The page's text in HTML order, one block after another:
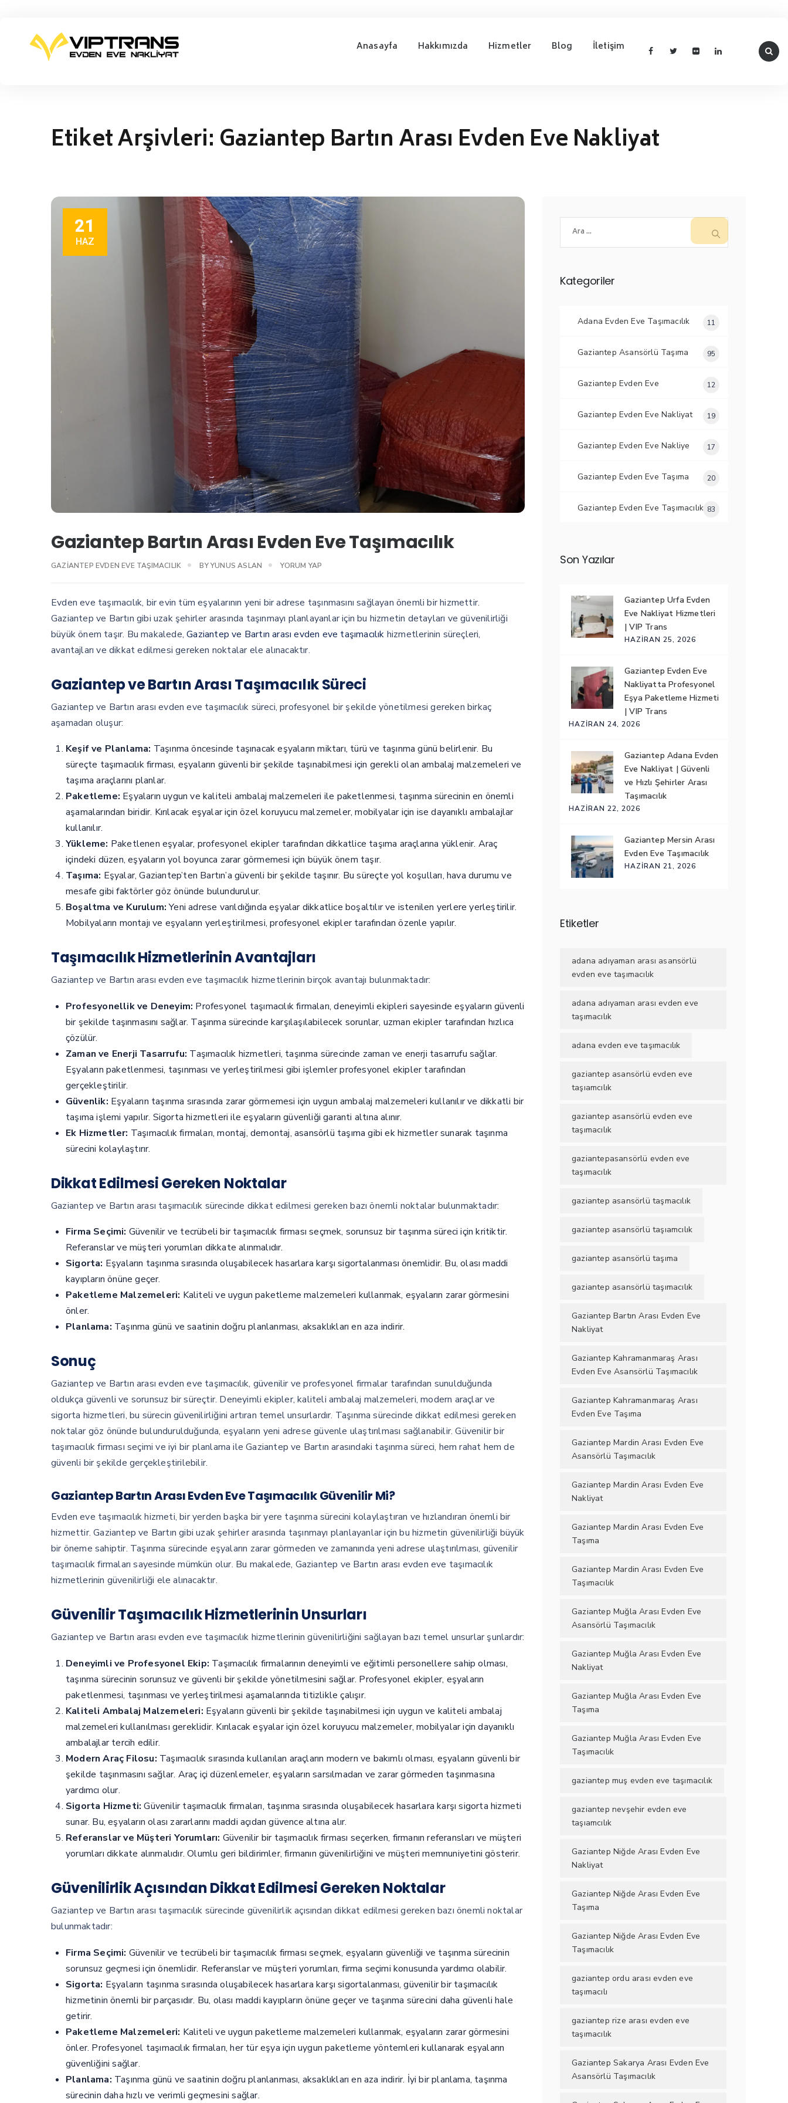
Anasayfa Hakkımızda Hizmetler Blog İletişim
Etiket Arşivleri: Gaziantep Bartın Arası Evden Eve Nakliyat
21
HAZ
Gaziantep Bartın Arası Evden Eve Taşımacılık
GAZIANTEP EVDEN EVE TAŞIMACILIK BYYUNUS ASLAN YORUM YAP
Evden eve taşımacılık, bir evin tüm eşyalarının yeni bir adrese taşınmasını sağlayan önemli bir hizmettir.
Gaziantep ve Bartın gibi uzak şehirler arasında taşınmayı planlayanlar için bu hizmetin detayları ve güvenilirliği
büyük önem taşır. Bu makalede,Gaziantep ve Bartın arası evden eve taşımacılık hizmetlerinin süreçleri,
avantajları ve dikkat edilmesi gereken noktalar ele alınacaktır.
Gaziantep ve Bartın Arası Taşımacılık Süreci
Gaziantep ve Bartın arası evden eve taşımacılık süreci, profesyonel bir şekilde yönetilmesi gereken birkaç
aşamadan oluşur:
Keşif ve Planlama: Taşınma öncesinde taşınacak eşyaların miktarı, türü ve taşınma günü belirlenir. Bu
süreçte taşımacılık firması, eşyaların güvenli bir şekilde taşınabilmesi için gerekli olan ambalaj malzemeleri ve
taşıma araçlarını planlar.
Paketleme: Eşyaların uygun ve kaliteli ambalaj malzemeleri ile paketlenmesi, taşınma sürecinin en önemli
aşamalarından biridir. Kırılacak eşyalar için özel koruyucu malzemeler, mobilyalar için ise dayanıklı ambalajlar
kullanılır.
Yükleme: Paketlenen eşyalar, profesyonel ekipler tarafından dikkatlice taşıma araçlarına yüklenir. Araç
içindeki düzen, eşyaların yol boyunca zarar görmemesi için büyük önem taşır.
Taşıma: Eşyalar, Gaziantep’ten Bartın’a güvenli bir şekilde taşınır. Bu süreçte yol koşulları, hava durumu ve
mesafe gibi faktörler göz önünde bulundurulur.
Boşaltma ve Kurulum:Yeni adrese varıldığında eşyalar dikkatlice boşaltılır ve istenilen yerlere yerleştirilir.
Mobilyaların montajı ve eşyaların yerleştirilmesi, profesyonel ekipler tarafından özenle yapılır.
Taşımacılık Hizmetlerinin Avantajları
Gaziantep ve Bartın arası evden eve taşımacılık hizmetlerinin birçok avantajı bulunmaktadır:
Profesyonellik ve Deneyim: Profesyonel taşımacılık firmaları, deneyimli ekipleri sayesinde eşyaların güvenli
bir şekilde taşınmasını sağlar. Taşınma sürecinde karşılaşılabilecek sorunlar, uzman ekipler tarafından hızlıca
çözülür.
Zaman ve Enerji Tasarrufu: Taşımacılık hizmetleri, taşınma sürecinde zaman ve enerji tasarrufu sağlar.
Eşyaların paketlenmesi, taşınması ve yerleştirilmesi gibi işlemler profesyonel ekipler tarafından
gerçekleştirilir.
Güvenlik: Eşyaların taşınma sırasında zarar görmemesi için uygun ambalaj malzemeleri kullanılır ve dikkatli bir
taşıma işlemi yapılır. Sigorta hizmetleri ile eşyaların güvenliği garanti altına alınır.
Ek Hizmetler: Taşımacılık firmaları, montaj, demontaj, asansörlü taşıma gibi ek hizmetler sunarak taşınma
sürecini kolaylaştırır.
Dikkat Edilmesi Gereken Noktalar
Gaziantep ve Bartın arası taşımacılık sürecinde dikkat edilmesi gereken bazı önemli noktalar bulunmaktadır:
Firma Seçimi: Güvenilir ve tecrübeli bir taşımacılık firması seçmek, sorunsuz bir taşınma süreci için kritiktir.
Referanslar ve müşteri yorumları dikkate alınmalıdır.
Sigorta: Eşyaların taşınma sırasında oluşabilecek hasarlara karşı sigortalanması önemlidir. Bu, olası maddi
kayıpların önüne geçer.
Paketleme Malzemeleri: Kaliteli ve uygun paketleme malzemeleri kullanmak, eşyaların zarar görmesini
önler.
Planlama: Taşınma günü ve saatinin doğru planlanması, aksaklıkları en aza indirir.
Sonuç
Gaziantep ve Bartın arası evden eve taşımacılık, güvenilir ve profesyonel firmalar tarafından sunulduğunda
oldukça güvenli ve sorunsuz bir süreçtir. Deneyimli ekipler, kaliteli ambalaj malzemeleri, modern araçlar ve
sigorta hizmetleri, bu sürecin güvenilirliğini artıran temel unsurlardır. Taşınma sürecinde dikkat edilmesi gereken
noktalar göz önünde bulundurulduğunda, eşyaların yeni adrese güvenle ulaştırılması sağlanabilir. Güvenilir bir
taşımacılık firması seçimi ve iyi bir planlama ile Gaziantep ve Bartın arasındaki taşınma süreci, hem rahat hem de
güvenli bir şekilde gerçekleştirilebilir.
Gaziantep Bartın Arası Evden Eve Taşımacılık Güvenilir Mi?
Evden eve taşımacılık hizmeti, bir yerden başka bir yere taşınma sürecini kolaylaştıran ve hızlandıran önemli bir
hizmettir. Gaziantep ve Bartın gibi uzak şehirler arasında taşınmayı planlayanlar için bu hizmetin güvenilirliği büyük
bir öneme sahiptir. Taşınma sürecinde eşyaların zarar görmeden ve zamanında yeni adrese ulaştırılması, güvenilir
taşımacılık firmaları sayesinde mümkün olur. Bu makalede, Gaziantep ve Bartın arası evden eve taşımacılık
hizmetlerinin güvenilirliği ele alınacaktır.
Güvenilir Taşımacılık Hizmetlerinin Unsurları
Gaziantep ve Bartın arası evden eve taşımacılık hizmetlerinin güvenilirliğini sağlayan bazı temel unsurlar şunlardır:
Deneyimli ve Profesyonel Ekip: Taşımacılık firmalarının deneyimli ve eğitimli personellere sahip olması,
taşınma sürecinin sorunsuz ve güvenli bir şekilde yönetilmesini sağlar. Profesyonel ekipler, eşyaların
paketlenmesi, taşınması ve yerleştirilmesi aşamalarında titizlikle çalışır.
Kaliteli Ambalaj Malzemeleri: Eşyaların güvenli bir şekilde taşınabilmesi için uygun ve kaliteli ambalaj
malzemeleri kullanılması gereklidir. Kırılacak eşyalar için özel koruyucu malzemeler, mobilyalar için dayanıklı
ambalajlar tercih edilir.
Modern Araç Filosu: Taşımacılık sırasında kullanılan araçların modern ve bakımlı olması, eşyaların güvenli bir
şekilde taşınmasını sağlar. Araç içi düzenlemeler, eşyaların sarsılmadan ve zarar görmeden taşınmasına
yardımcı olur.
Sigorta Hizmeti: Güvenilir taşımacılık firmaları, taşınma sırasında oluşabilecek hasarlara karşı sigorta hizmeti
sunar. Bu, eşyaların olası zararlarını maddi açıdan güvence altına alır.
Referanslar ve Müşteri Yorumları: Güvenilir bir taşımacılık firması seçerken, firmanın referansları ve müşteri
yorumları dikkate alınmalıdır. Olumlu geri bildirimler, firmanın güvenilirliğini ve müşteri memnuniyetini gösterir.
Güvenilirlik Açısından Dikkat Edilmesi Gereken Noktalar
Gaziantep ve Bartın arası taşımacılık sürecinde güvenilirlik açısından dikkat edilmesi gereken bazı önemli noktalar
bulunmaktadır:
Firma Seçimi: Güvenilir ve tecrübeli bir taşımacılık firması seçmek, eşyaların güvenliği ve taşınma sürecinin
sorunsuz geçmesi için önemlidir. Referanslar ve müşteri yorumları, firma seçimi konusunda yardımcı olabilir.
Sigorta: Eşyaların taşınma sırasında oluşabilecek hasarlara karşı sigortalanması, güvenilir bir taşımacılık
hizmetinin önemli bir parçasıdır. Bu, olası maddi kayıpların önüne geçer ve taşınma sürecini daha güvenli hale
getirir.
Paketleme Malzemeleri: Kaliteli ve uygun paketleme malzemeleri kullanmak, eşyaların zarar görmesini
önler. Profesyonel taşımacılık firmaları, her tür eşya için uygun paketleme yöntemleri kullanarak eşyaların
güvenliğini sağlar.
Planlama: Taşınma günü ve saatinin doğru planlanması, aksaklıkları en aza indirir. İyi bir planlama, taşınma
sürecinin daha hızlı ve verimli geçmesini sağlar.
Kategoriler
Adana Evden Eve Taşımacılık 11
Gaziantep Asansörlü Taşıma 95
Gaziantep Evden Eve 12
Gaziantep Evden Eve Nakliyat 19
Gaziantep Evden Eve Nakliye 17
Gaziantep Evden Eve Taşıma 20
Gaziantep Evden Eve Taşımacılık 83
Son Yazılar
Gaziantep Urfa Evden
Eve Nakliyat Hizmetleri
| VIP Trans
HAZIRAN 25, 2026
Gaziantep Evden Eve
Nakliyatta Profesyonel
Eşya Paketleme Hizmeti
| VIP Trans
HAZIRAN 24, 2026
Gaziantep Adana Evden
Eve Nakliyat | Güvenli
ve Hızlı Şehirler Arası
Taşımacılık
HAZIRAN 22, 2026
Gaziantep Mersin Arası
Evden Eve Taşımacılık
HAZIRAN 21, 2026
Etiketler
adana adıyaman arası asansörlü
evden eve taşımacılık
adana adıyaman arası evden eve
taşımacılık
adana evden eve taşımacılık
gaziantep asansörlü evden eve
taşıamcılık
gaziantep asansörlü evden eve
taşımacılık
gaziantepasansörlü evden eve
taşımacılık
gaziantep asansörlü taşmacılık
gaziantep asansörlü taşıamcılık
gaziantep asansörlü taşıma
gaziantep asansörlü taşımacılık
Gaziantep Bartın Arası Evden Eve
Nakliyat
Gaziantep Kahramanmaraş Arası
Evden Eve Asansörlü Taşımacılık
Gaziantep Kahramanmaraş Arası
Evden Eve Taşıma
Gaziantep Mardin Arası Evden Eve
Asansörlü Taşımacılık
Gaziantep Mardin Arası Evden Eve
Nakliyat
Gaziantep Mardin Arası Evden Eve
Taşıma
Gaziantep Mardin Arası Evden Eve
Taşımacılık
Gaziantep Muğla Arası Evden Eve
Asansörlü Taşımacılık
Gaziantep Muğla Arası Evden Eve
Nakliyat
Gaziantep Muğla Arası Evden Eve
Taşıma
Gaziantep Muğla Arası Evden Eve
Taşımacılık
gaziantep muş evden eve taşımacılık
gaziantep nevşehir evden eve
taşıamcılık
Gaziantep Niğde Arası Evden Eve
Nakliyat
Gaziantep Niğde Arası Evden Eve
Taşıma
Gaziantep Niğde Arası Evden Eve
Taşımacılık
gaziantep ordu arası evden eve
taşımacılı
gaziantep rize arası evden eve
taşımacılık
Gaziantep Sakarya Arası Evden Eve
Asansörlü Taşımacılık